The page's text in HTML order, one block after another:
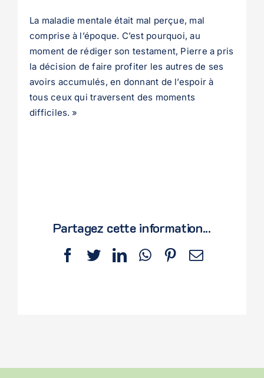
La maladie mentale était mal perçue, mal
comprise à l’époque. C’est pourquoi, au
moment de rédiger son testament, Pierre a pris
la décision de faire profiter les autres de ses
avoirs accumulés, en donnant de l’espoir à
tous ceux qui traversent des moments
difficiles. »
Partagez cette information...
Facebook
TwitterLinkedInWhatsApp
Pinterest
Email